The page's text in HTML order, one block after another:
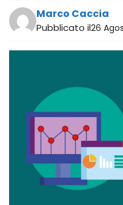
Marco Caccia
Pubblicato il26